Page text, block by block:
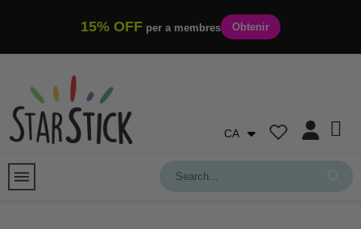
15% OFF per a membres Obtenir
CA